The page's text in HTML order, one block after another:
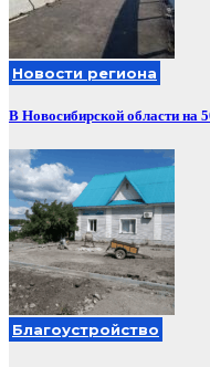
Новости региона
В Новосибирской области на
Благоустройство